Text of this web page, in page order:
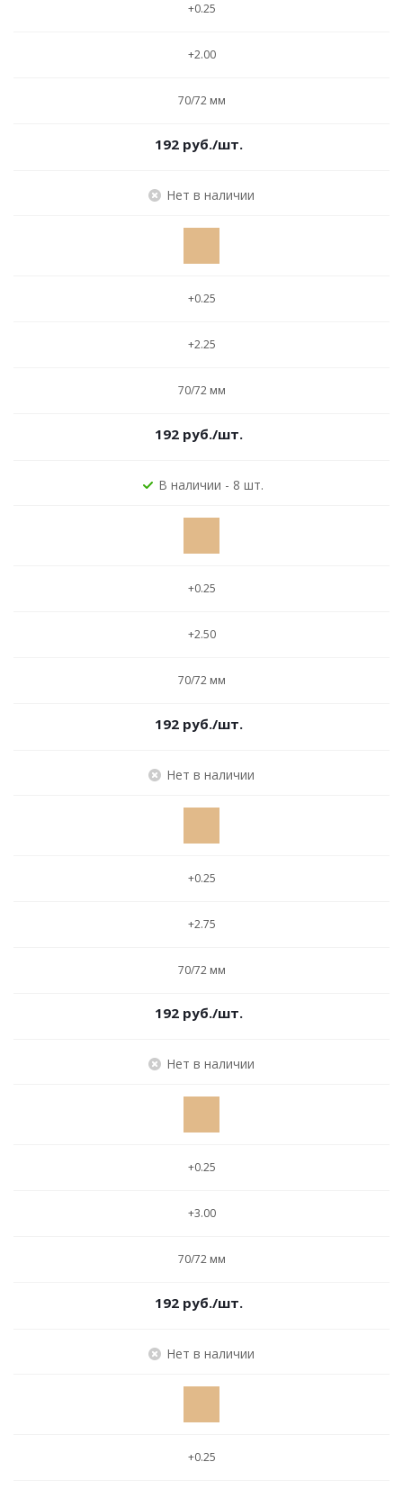
+0.25
+2.00
70/72 мм
192руб./шт.
Нет в наличии
+0.25
+2.25
70/72 мм
192руб./шт.
В наличии - 8 шт.
+0.25
+2.50
70/72 мм
192руб./шт.
Нет в наличии
+0.25
+2.75
70/72 мм
192руб./шт.
Нет в наличии
+0.25
+3.00
70/72 мм
192руб./шт.
Нет в наличии
+0.25